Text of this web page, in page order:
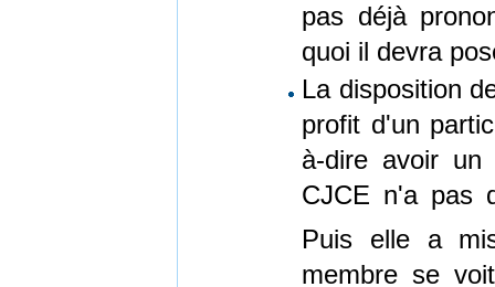
pas déjà
quoi il devra
La disposition
profit d'un
à-dire avoir un
CJCE n'a pas
Puis elle a
membre se